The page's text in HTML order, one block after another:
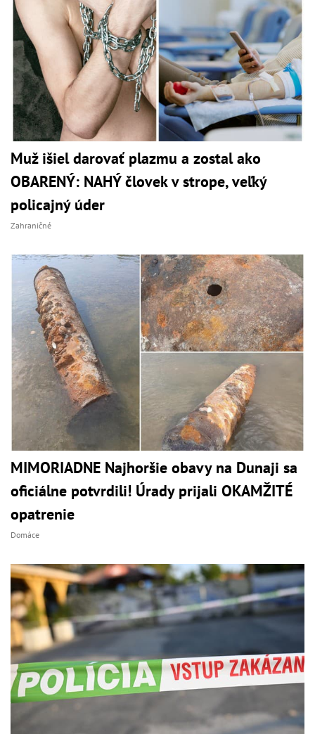
Muž išiel darovať plazmu a zostal ako
OBARENÝ: NAHÝ človek v strope, veľký
policajný úder
Zahraničné
MIMORIADNE Najhoršie obavy na Dunaji sa
oficiálne potvrdili! Úrady prijali OKAMŽITÉ
opatrenie
Domáce